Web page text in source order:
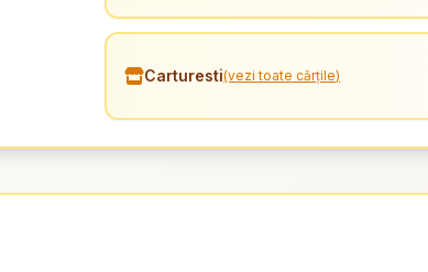
Carturesti(vezi toate cărțile)